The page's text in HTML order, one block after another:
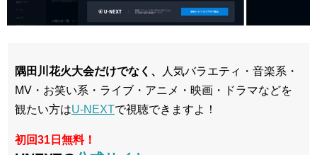
隅田川花火大会だけでなく、
人気バラエティ・音楽系・
MV・お笑い系・ライブ・アニメ・映画・ドラマなどを
観たい方はU-NEXTで視聴できますよ！
初回31日無料！